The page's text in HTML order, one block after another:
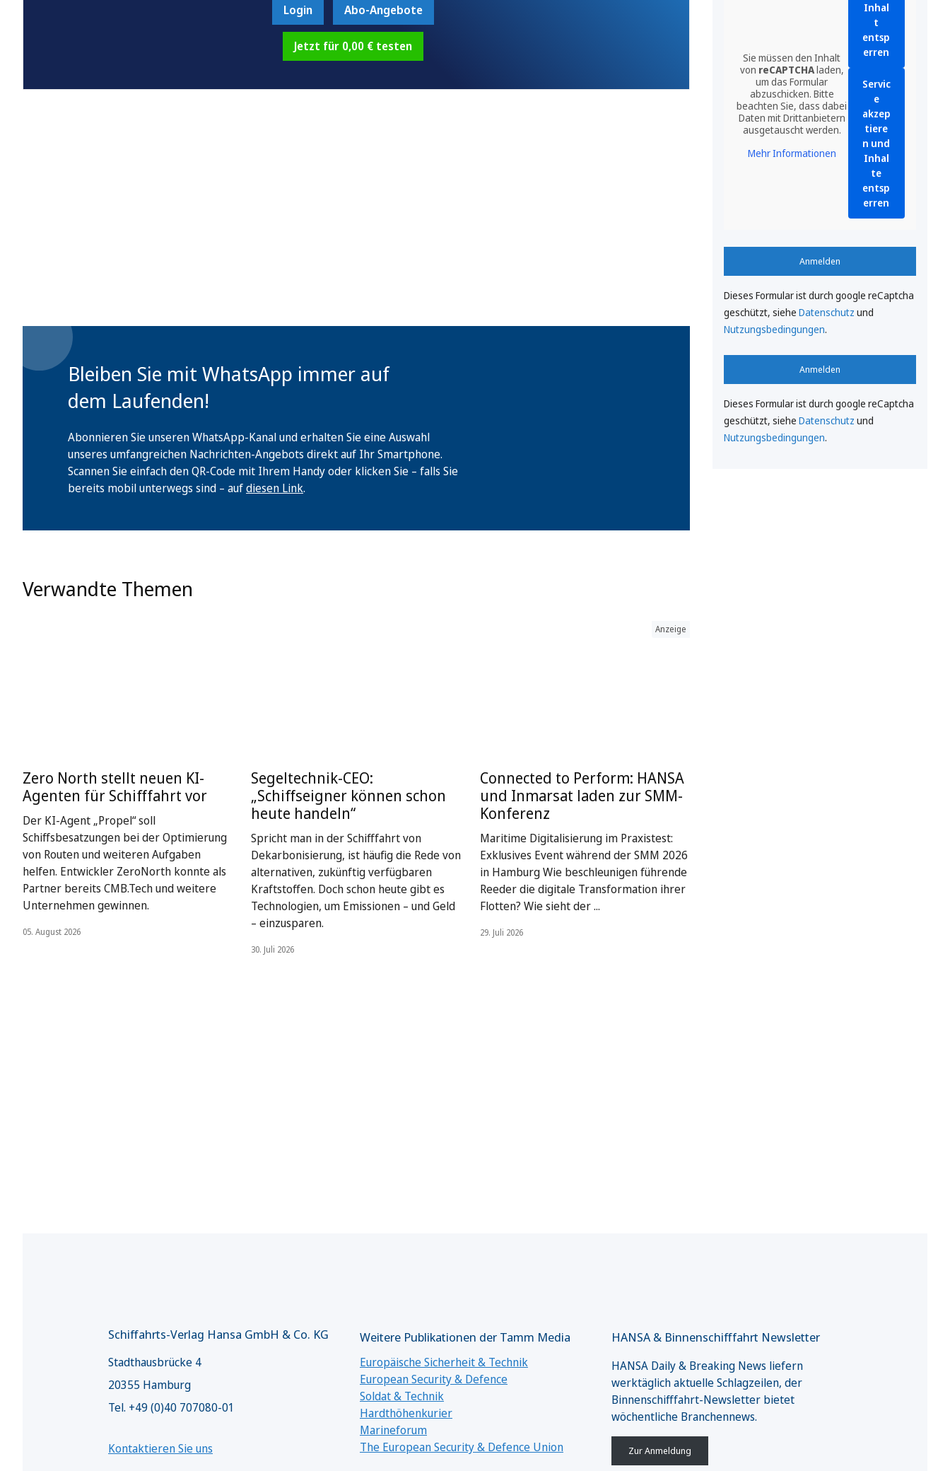
Login Abo-Angebote
Jetzt für 0,00 € testen
Bleiben Sie mit WhatsApp immer auf
dem Laufenden!
Abonnieren Sie unseren WhatsApp-Kanal und erhalten Sie eine Auswahl
unseres umfangreichen Nachrichten-Angebots direkt auf Ihr Smartphone.
Scannen Sie einfach den QR-Code mit Ihrem Handy oder klicken Sie – falls Sie
bereits mobil unterwegs sind – aufdiesen Link.
Verwandte Themen
Zero North stellt neuen KI-
Agenten für Schifffahrt vor
Der KI-Agent „Propel“ soll
Schiffsbesatzungen bei der Optimierung
von Routen und weiteren Aufgaben
helfen. Entwickler ZeroNorth konnte als
Partner bereits CMB.Tech und weitere
Unternehmen gewinnen.
05. August 2026
Segeltechnik-CEO:
„Schiffseigner können schon
heute handeln“
Spricht man in der Schifffahrt von
Dekarbonisierung, ist häufig die Rede von
alternativen, zukünftig verfügbaren
Kraftstoffen. Doch schon heute gibt es
Technologien, um Emissionen – und Geld
– einzusparen.
30. Juli 2026
Anzeige
Connected to Perform: HANSA
und Inmarsat laden zur SMM-
Konferenz
Maritime Digitalisierung im Praxistest:
Exklusives Event während der SMM 2026
in Hamburg Wie beschleunigen führende
Reeder die digitale Transformation ihrer
Flotten? Wie sieht der ...
29. Juli 2026
Sie müssen den Inhalt
von reCAPTCHAladen,
um das Formular
abzuschicken. Bitte
beachten Sie, dass dabei
Daten mit Drittanbietern
ausgetauscht werden.
Mehr Informationen
Inhal
t
entsp
erren
Servic
e
akzep
tiere
n und
Inhal
te
entsp
erren
Anmelden
Dieses Formular ist durch google reCaptcha
geschützt, siehe Datenschutz und
Nutzungsbedingungen.
Anmelden
Dieses Formular ist durch google reCaptcha
geschützt, siehe Datenschutz und
Nutzungsbedingungen.
Schiffahrts-Verlag Hansa GmbH & Co. KG
Stadthausbrücke 4
20355 Hamburg
Tel. +49 (0)40 707080-01
Kontaktieren Sie uns
Weitere Publikationen der Tamm Media
Europäische Sicherheit & Technik
European Security & Defence
Soldat & Technik
Hardthöhenkurier
Marineforum
The European Security & Defence Union
HANSA & Binnenschifffahrt Newsletter
HANSA Daily & Breaking News liefern
werktäglich aktuelle Schlagzeilen, der
Binnenschifffahrt-Newsletter bietet
wöchentliche Branchennews.
Zur Anmeldung